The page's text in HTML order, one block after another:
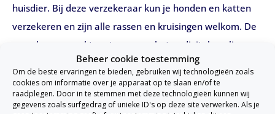
Beheer cookie toestemming
Om de beste ervaringen te bieden, gebruiken wij technologieën zoals
cookies om informatie over je apparaat op te slaan en/of te
raadplegen. Door in te stemmen met deze technologieën kunnen wij
gegevens zoals surfgedrag of unieke ID's op deze site verwerken. Als je
huisdier. Bij deze verzekeraar kun je honden en katten
verzekeren en zijn alle rassen en kruisingen welkom. De
verzekeraar werkt met een zogeheten digitale polismap
waardoor je makkelijk je polis online in kunt zien. Er is
keuze uit een drietal pakketten welke je nog kunt
uitbreiden met aanvullende dekkingen.